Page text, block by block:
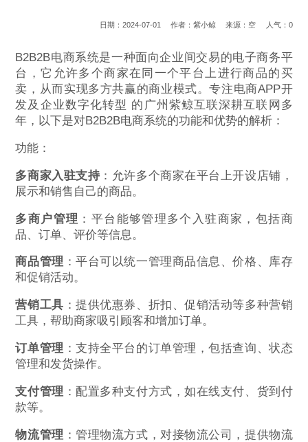
日期：2024-07-01 作者：紫小鲸 来源：空 人气： 0
B2B2B电商系统是一种面向企业间交易的电子商务平
台，它允许多个商家在同一个平台上进行商品的买
卖，从而实现多方共赢的商业模式。专注电商APP开
发及企业数字化转型 的广州紫鲸互联深耕互联网多
年，以下是对B2B2B电商系统的功能和优势的解析：
功能：
多商家入驻支持：允许多个商家在平台上开设店铺，
展示和销售自己的商品。
多商户管理 ：平台能够管理多个入驻商家，包括商
品、订单、评价等信息。
商品管理 ：平台可以统一管理商品信息、价格、库存
和促销活动。
营销工具 ：提供优惠券、折扣、促销活动等多种营销
工具，帮助商家吸引顾客和增加订单。
订单管理 ：支持全平台的订单管理，包括查询、状态
管理和发货操作。
支付管理 ：配置多种支付方式，如在线支付、货到付
款等。
物流管理 ：管理物流方式，对接物流公司，提供物流